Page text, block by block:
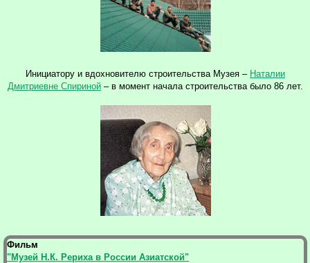
Инициатору и вдохновителю строительства Музея – Наталии
Дмитриевне Спириной – в момент начала строительства было 86 лет.
Фильм
"Музей Н.К. Рериха в России Азиатской"